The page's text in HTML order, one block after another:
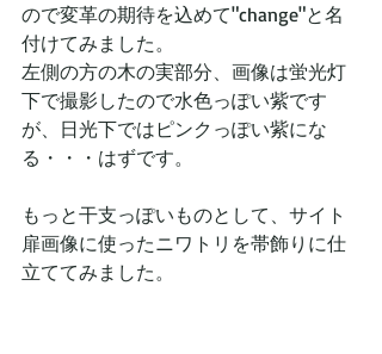
ので変革の期待を込めて"change"と名
付けてみました。
左側の方の木の実部分、画像は蛍光灯
下で撮影したので水色っぽい紫です
が、日光下ではピンクっぽい紫にな
る・・・はずです。
もっと干支っぽいものとして、サイト
扉画像に使ったニワトリを帯飾りに仕
立ててみました。